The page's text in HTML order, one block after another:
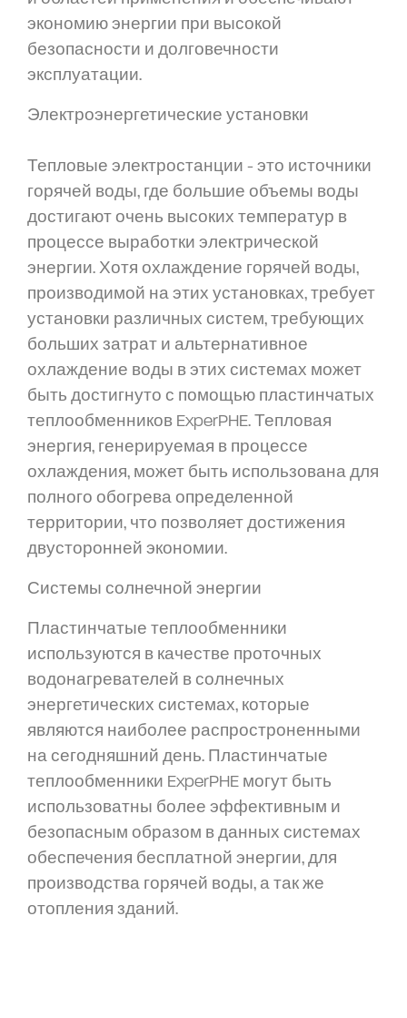
экономию энергии при высокой
безопасности и долговечности
эксплуатации.
Электроэнергетические установки
Тепловые электростанции - это источники
горячей воды, где большие объемы воды
достигают очень высоких температур в
процессе выработки электрической
энергии. Хотя охлаждение горячей воды,
производимой на этих установках, требует
установки различных систем, требующих
больших затрат и альтернативное
охлаждение воды в этих системах может
быть достигнуто с помощью пластинчатых
теплообменников ExperPHE. Тепловая
энергия, генерируемая в процессе
охлаждения, может быть использована для
полного обогрева определенной
территории, что позволяет достижения
двусторонней экономии.
Системы солнечной энергии
Пластинчатые теплообменники
используются в качестве проточных
водонагревателей в солнечных
энергетических системах, которые
являются наиболее распростроненными
на сегодняшний день. Пластинчатые
теплообменники ExperPHE могут быть
использоватны более эффективным и
безопасным образом в данных системах
обеспечения бесплатной энергии, для
производства горячей воды, а так же
отопления зданий.